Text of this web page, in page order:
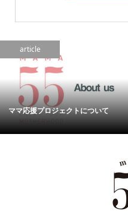
article
ママ応援プロジェクトについて